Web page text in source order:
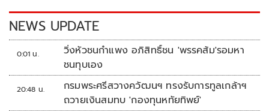
k k
NEWS UPDATE
0:01 น.
วิ่งหัวชนกำแพง อภิสิทธิ์ชน 'พรรคส้ม'รอมหา
ชนทุบเอง
20:48 น.
กรมพระศรีสวางควัฒนฯ ทรงรับการทูลเกล้าฯ
ถวายเงินสมทบ 'กองทุนหทัยทิพย์'